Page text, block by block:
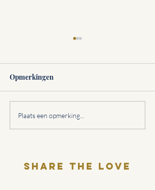
Als alles klopt, behalve je
hart
Opmerkingen
Plaats een opmerking...
Share THE LOVE